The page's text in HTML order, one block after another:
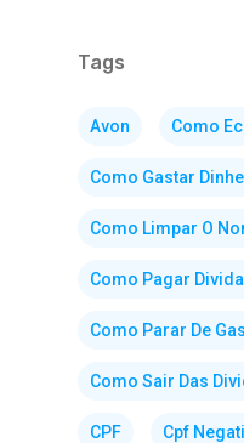
Tags
Avon Como
Como Gastar
Como Limpar O
Como Pagar
Como Parar De
Como Sair Das
CPF Cpf